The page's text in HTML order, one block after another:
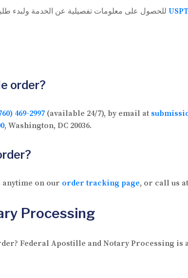
للحصول على معلومات تفصيلية عن الخدمة ولبدء
order?
469-2997 (available 24/7), by email at
, Washington, DC 20036.
on our order tracking page, or call us at
Processing
Federal Apostille and Notary Processing is